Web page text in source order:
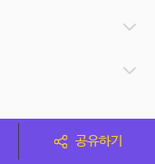
공유하기